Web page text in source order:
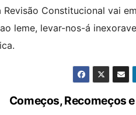
Constitucional vai
leme, levar-nos-á
Começos, Recomeços